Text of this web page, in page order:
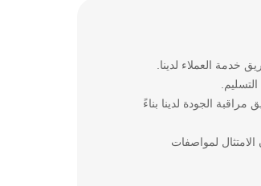
الجودة لدينا بناءً
لمواصفات